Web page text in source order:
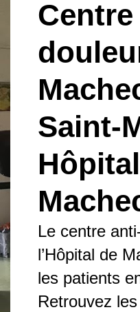
Saint-
Le centre
l’Hôpital de
les patients
Retrouvez